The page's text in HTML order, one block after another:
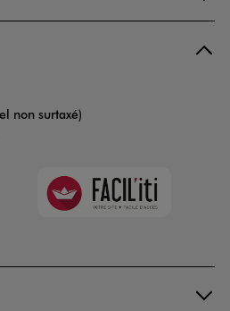
non surtaxé)
Faciliti